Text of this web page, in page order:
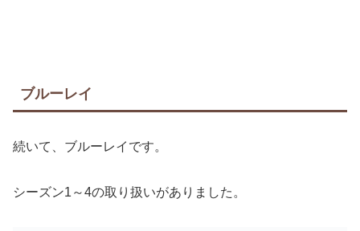
ブルーレイ
続いて、ブルーレイです。
シーズン1～4の取り扱いがありました。